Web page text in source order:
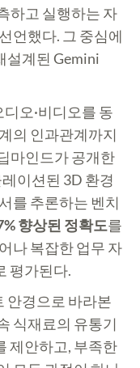
하고 실행하는 자
언했다. 그 중심에
설계된 Gemini
오·비디오를 동
의 인과관계까지
마인드가 공개한
이션된 3D 환경
를 추론하는 벤치
향상된 정확도를
나 복잡한 업무 자
평가된다.
안경으로 바라본
식재료의 유통기
제안하고, 부족한